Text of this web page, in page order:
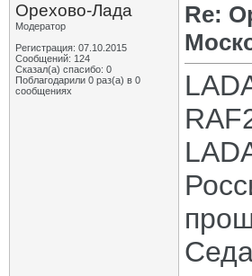
Орехово-Лада
Модератор
Регистрация: 07.10.2015
Сообщений: 124
Сказал(а) спасибо: 0
Поблагодарили 0 раз(а) в 0
сообщениях
Re: